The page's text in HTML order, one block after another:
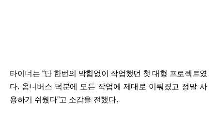
타이너는 “단 한번의 막힘없이 작업했던 첫 대형 프로젝트였
다. 옴니버스 덕분에 모든 작업에 제대로 이뤄졌고 정말 사
용하기 쉬웠다”고 소감을 전했다.